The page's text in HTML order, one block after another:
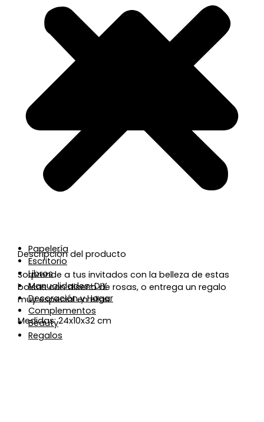
Papelería
Escritorio
Libros
Manualidades+DIY
Decoración y Hogar
Complementos
Beauty
Regalos
Descripción del producto
Sorprende a tus invitados con la belleza de estas
bolsas con diseño de rosas, o entrega un regalo
muy especial en ellas.
Medidas: 24x10x32 cm